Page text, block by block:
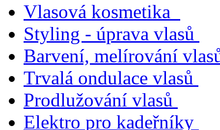
Vlasová kosmetika
Styling - úprava vlasů
Barvení, melírování
Trvalá ondulace vlasů
Prodlužování vlasů
Elektro pro kadeřníky